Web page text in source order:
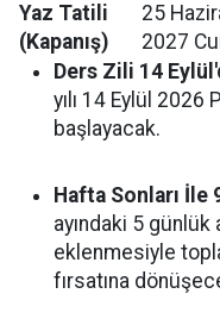
Yaz Tatili
(Kapanış)
25
2027
Ders Zili 14
yılı 14 Eylül
başlayacak.
Hafta Sonları İle
ayındaki 5
eklenmesiyle
fırsatına